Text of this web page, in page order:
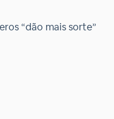
“dão mais sorte”